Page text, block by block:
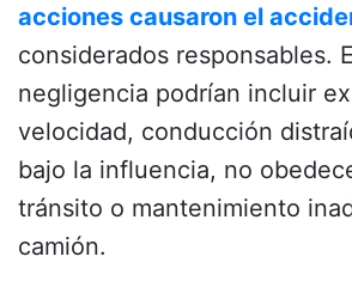
acciones causaron el
considerados responsables.
negligencia podrían incluir
velocidad, conducción
bajo la influencia, no
tránsito o mantenimiento
camión.